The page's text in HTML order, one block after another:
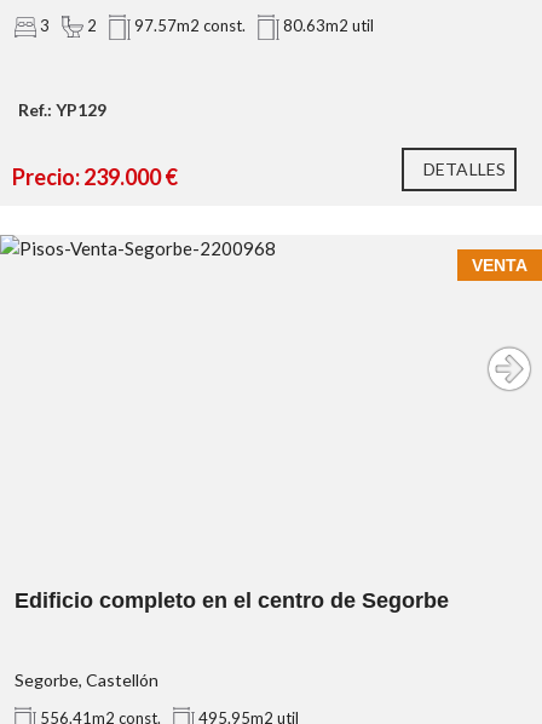
Patio interior que aporta ventilación y espacio
3 2 97.57m2 const. 80.63m2 util
Ref.: YP129
Precio: 239.000 € DETALLES
VENTA
Edificio completo en el centro de Segorbe – gran
Edificio completo en el centro de Segorbe
Segorbe, Castellón
556.41m2 const. 495.95m2 util